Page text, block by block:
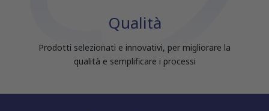
Qualità
Prodotti selezionati e innovativi, per migliorare la
qualità e semplificare i processi